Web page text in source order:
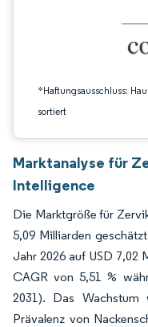
*Haftungsausschluss:
sortiert
Marktanalyse für
Intelligence
Die Marktgröße für
5,09 Milliarden
Jahr 2026 auf USD 7,02
CAGR von 5,51 %
2031). Das
Prävalenz von